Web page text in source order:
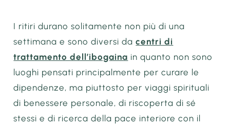
I ritiri durano solitamente non più di una
settimana e sono diversi dacentri di
trattamento dell’ibogaina in quanto non sono
luoghi pensati principalmente per curare le
dipendenze, ma piuttosto per viaggi spirituali
di benessere personale, di riscoperta di sé
stessi e di ricerca della pace interiore con il